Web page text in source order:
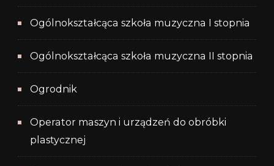
Ogólnokształcąca szkoła muzyczna I stopnia
Ogólnokształcąca szkoła muzyczna II stopnia
Ogrodnik
Operator maszyn i urządzeń do obróbki
plastycznej